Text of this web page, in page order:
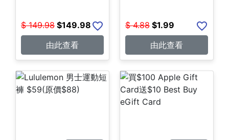
$ 149.98 $149.98
由此查看
$ 4.88 $1.99
由此查看